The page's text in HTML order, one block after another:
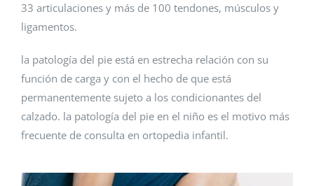
33 articulaciones y más de 100 tendones, músculos y
ligamentos.
la patología del pie está en estrecha relación con su
función de carga y con el hecho de que está
permanentemente sujeto a los condicionantes del
calzado. la patología del pie en el niño es el motivo más
frecuente de consulta en ortopedia infantil.